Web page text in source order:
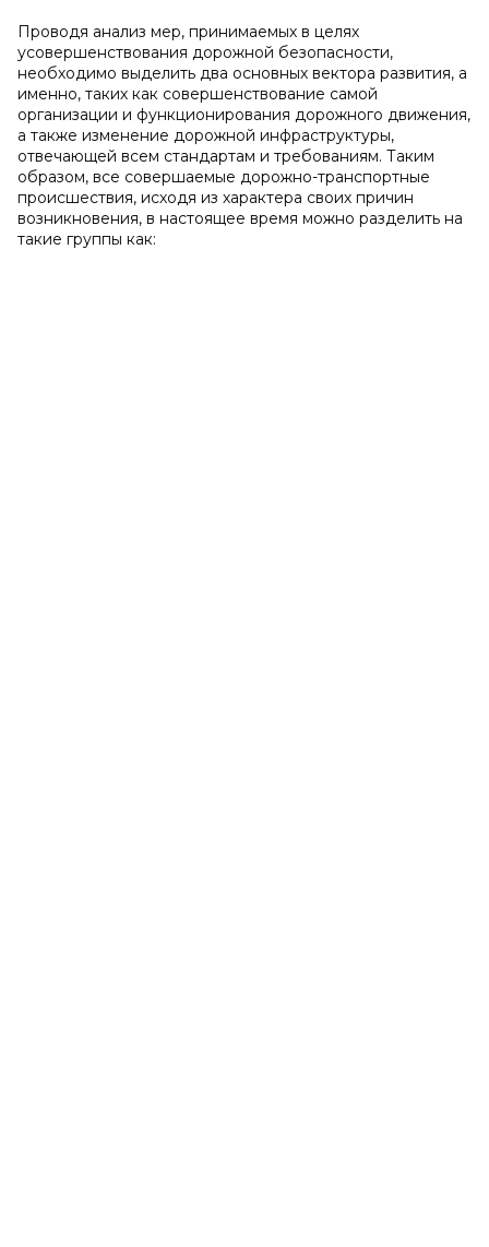
Проводя анализ мер, принимаемых в целях
усовершенствования дорожной безопасности,
необходимо выделить два основных вектора развития, а
именно, таких как совершенствование самой
организации и функционирования дорожного движения,
а также изменение дорожной инфраструктуры,
отвечающей всем стандартам и требованиям. Таким
образом, все совершаемые дорожно-транспортные
происшествия, исходя из характера своих причин
возникновения, в настоящее время можно разделить на
такие группы как: